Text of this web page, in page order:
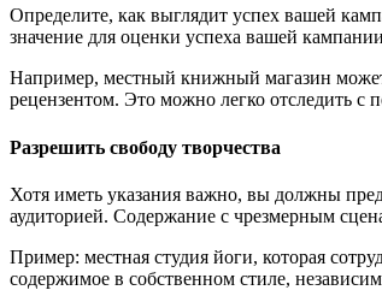
Определите, как выглядит успех вашей
значение для оценки успеха вашей
Например, местный книжный магазин может
рецензентом. Это можно легко отследить
Разрешить свободу творчества
Хотя иметь указания важно, вы должны
аудиторией. Содержание с чрезмерным
Пример: местная студия йоги, которая
содержимое в собственном стиле,